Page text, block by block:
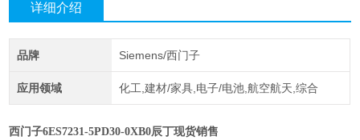
详细介绍
品牌 Siemens/西门子
应用领域 化工,建材/家具,电子/电池,航空航天,综合
西门子6ES7231-5PD30-0XB0辰丁现货销售